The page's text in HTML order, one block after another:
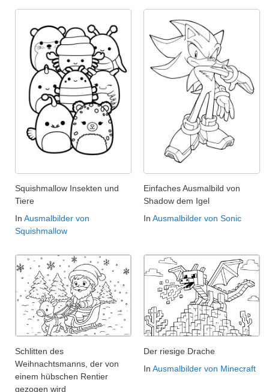
Squishmallow Insekten und
Tiere
In Ausmalbilder von
Squishmallow
Einfaches Ausmalbild von
Shadow dem Igel
In Ausmalbilder von Sonic
Schlitten des
Weihnachtsmanns, der von
einem hübschen Rentier
gezogen wird
Der riesige Drache
In Ausmalbilder von Minecraft